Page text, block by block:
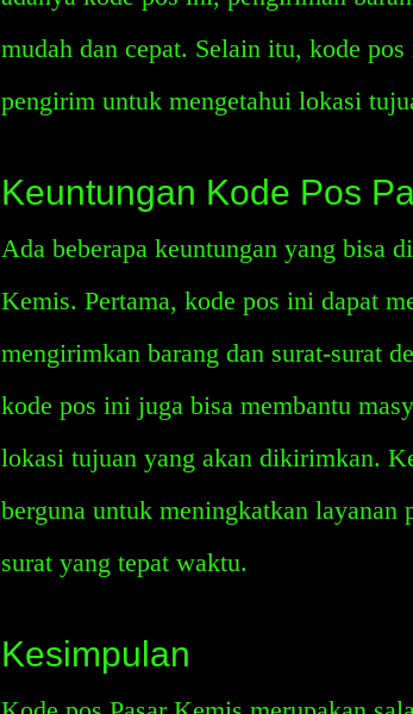
mudah dan cepat. Selain itu, kode
pengirim untuk mengetahui lokasi
Keuntungan Kode Pos
Ada beberapa keuntungan yang bisa
Kemis. Pertama, kode pos ini dapat
mengirimkan barang dan surat-surat
kode pos ini juga bisa membantu
lokasi tujuan yang akan dikirimkan.
berguna untuk meningkatkan layanan
surat yang tepat waktu.
Kesimpulan